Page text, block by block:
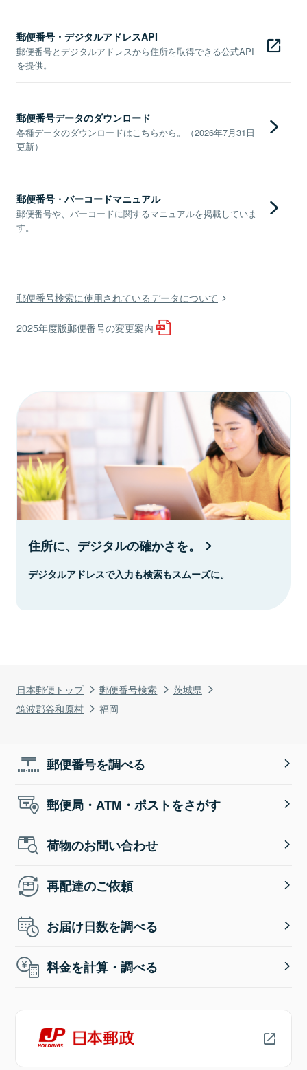
日本郵便トップ 郵便番号検索
茨城県
筑波郡谷和原村
福岡
郵便番号・デジタルアドレスAPI
郵便番号とデジタルアドレスから住所を取得できる公式API
を提供。
郵便番号データのダウンロード
各種データのダウンロードはこちらから。（2026年7月31日
更新）
郵便番号・バーコードマニュアル
郵便番号や、バーコードに関するマニュアルを掲載していま
す。
郵便番号検索に使用されているデータについて
2025年度版郵便番号の変更案内
住所に、デジタルの確かさを。
デジタルアドレスで入力も検索もスムーズに。
郵便番号を調べる
郵便局・ATM・ポストをさがす
荷物のお問い合わせ
再配達のご依頼
お届け日数を調べる
料金を計算・調べる